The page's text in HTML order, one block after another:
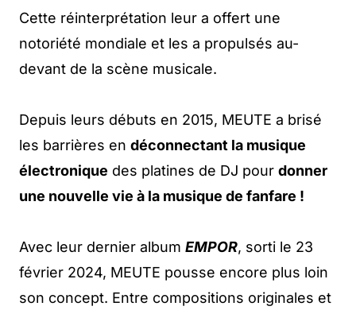
Cette réinterprétation leur a offert une
notoriété mondiale et les a propulsés au-
devant de la scène musicale.
Depuis leurs débuts en 2015, MEUTE a brisé
les barrières en déconnectant la musique
électronique des platines de DJ pour donner
une nouvelle vie à la musique de fanfare !
Avec leur dernier album EMPOR, sorti le 23
février 2024, MEUTE pousse encore plus loin
son concept. Entre compositions originales et